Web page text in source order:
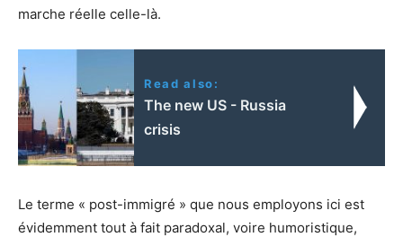
marche réelle celle-là.
Read also:
The new US - Russia
crisis
Le terme « post-immigré » que nous employons ici est
évidemment tout à fait paradoxal, voire humoristique,